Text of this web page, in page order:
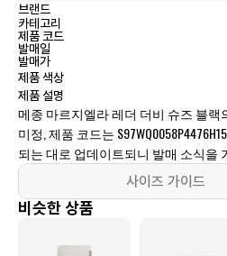
브랜드
카테고리
제품 코드
발매일
발매가
제품 색상
제품 설명
메종 마르지엘라 레더 더비 슈즈 블
미정, 제품 코드는
되는 대로 업데이트되니 발매 소식을
사이즈 가이드
비슷한 상품